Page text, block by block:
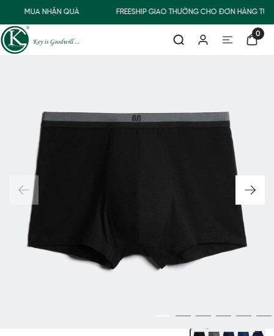
MUA NHẬN QUÀ FREESHIP GIAO THƯỜNG CHO ĐƠN HÀNG TỪ
0